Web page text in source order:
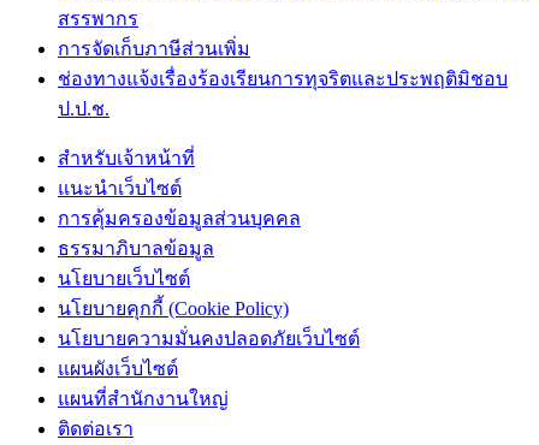
สรรพากร
การจัดเก็บภาษีส่วนเพิ่ม
ช่องทางแจ้งเรื่องร้องเรียนการทุจริตและประพฤติมิชอบ
ป.ป.ช.
สำหรับเจ้าหน้าที่
แนะนำเว็บไซต์
การคุ้มครองข้อมูลส่วนบุคคล
ธรรมาภิบาลข้อมูล
นโยบายเว็บไซต์
นโยบายคุกกี้ (Cookie Policy)
นโยบายความมั่นคงปลอดภัยเว็บไซต์
แผนผังเว็บไซต์
แผนที่สำนักงานใหญ่
ติดต่อเรา